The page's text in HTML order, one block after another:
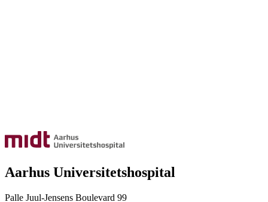
Aarhus Universitetshospital
Palle Juul-Jensens Boulevard 99